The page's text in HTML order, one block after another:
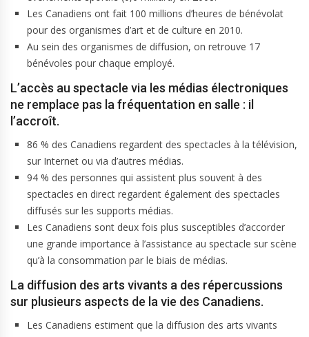
Les Canadiens ont fait 100 millions d’heures de bénévolat
pour des organismes d’art et de culture en 2010.
Au sein des organismes de diffusion, on retrouve 17
bénévoles pour chaque employé.
L’accès au spectacle via les médias électroniques
ne remplace pas la fréquentation en salle : il
l’accroît.
86 % des Canadiens regardent des spectacles à la télévision,
sur Internet ou via d’autres médias.
94 % des personnes qui assistent plus souvent à des
spectacles en direct regardent également des spectacles
diffusés sur les supports médias.
Les Canadiens sont deux fois plus susceptibles d’accorder
une grande importance à l’assistance au spectacle sur scène
qu’à la consommation par le biais de médias.
La diffusion des arts vivants a des répercussions
sur plusieurs aspects de la vie des Canadiens.
Les Canadiens estiment que la diffusion des arts vivants